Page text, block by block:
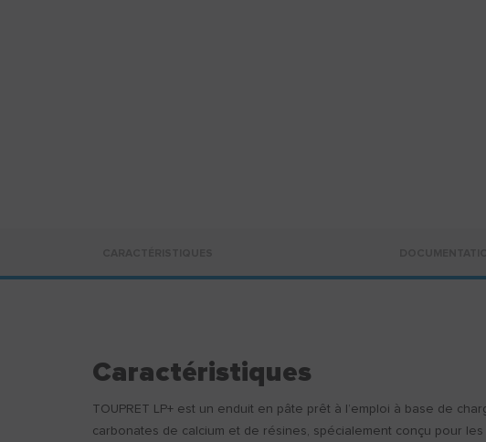
Caractéristiques
TOUPRET LP+ est un enduit en pâte prêt à l’emploi à base de
carbonates de calcium et de résines, spécialement conçu pour